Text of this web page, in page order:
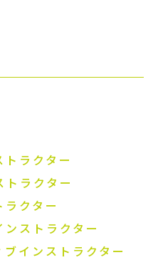
ラクター
ラクター
クター
ストラクター
インストラクター